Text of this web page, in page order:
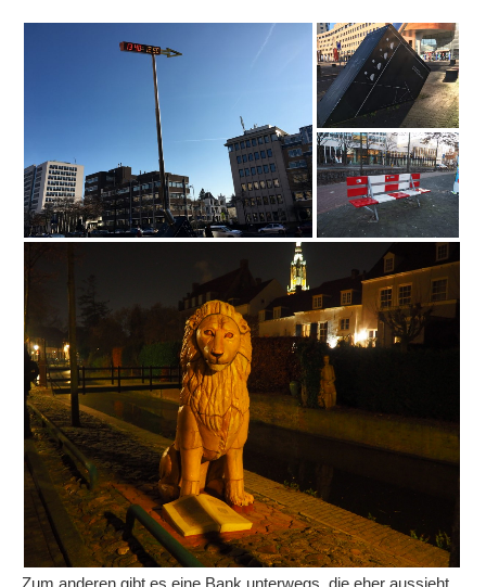
Zum anderen gibt es eine Bank unterwegs, die eher aussieht,